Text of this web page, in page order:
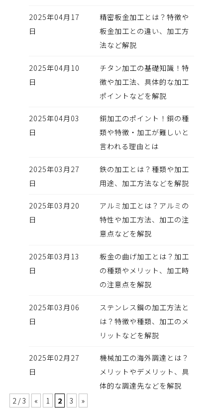
2025年04月17
日
精密板金加工とは？特徴や
板金加工との違い、加工方
法など解説
2025年04月10
日
チタン加工の基礎知識！特
徴や加工法、具体的な加工
ポイントなどを解説
2025年04月03
日
銅加工のポイント！銅の種
類や特徴・加工が難しいと
言われる理由とは
2025年03月27
日
鉄の加工とは？種類や加工
用途、加工方法などを解説
2025年03月20
日
アルミ加工とは？アルミの
特性や加工方法、加工の注
意点などを解説
2025年03月13
日
板金の曲げ加工とは？加工
の種類やメリット、加工時
の注意点を解説
2025年03月06
日
ステンレス鋼の加工方法と
は？特徴や種類、加工のメ
リットなどを解説
2025年02月27
日
機械加工の海外調達とは？
メリットやデメリット、具
体的な調達先などを解説
2 / 3
« 1 2 3 »